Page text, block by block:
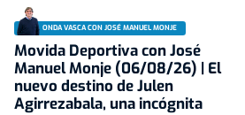
ONDA VASCA CON JOSÉ MANUEL MONJE
Movida Deportiva con José
Manuel Monje (06/08/26) | El
nuevo destino de Julen
Agirrezabala, una incógnita